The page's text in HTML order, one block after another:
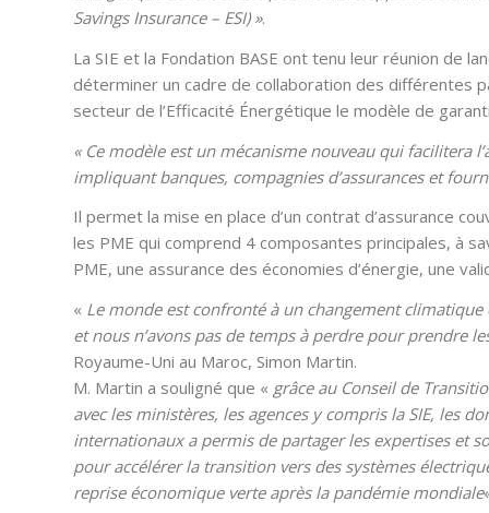
Savings Insurance – ESI) ».
La SIE et la Fondation BASE ont tenu leur réunion de
déterminer un cadre de collaboration des différentes
secteur de l’Efficacité Énergétique le modèle de
« Ce modèle est un mécanisme nouveau qui facilitera
impliquant banques, compagnies d’assurances et
Il permet la mise en place d’un contrat d’assurance
les PME qui comprend 4 composantes principales, à
PME, une assurance des économies d’énergie, une
« Le monde est confronté à un changement
et nous n’avons pas de temps à perdre pour prendre
Royaume-Uni au Maroc, Simon Martin.
M. Martin a souligné que « grâce au Conseil de
avec les ministères, les agences y compris la SIE, les
internationaux a permis de partager les expertises et
pour accélérer la transition vers des systèmes
reprise économique verte après la pandémie mondiale